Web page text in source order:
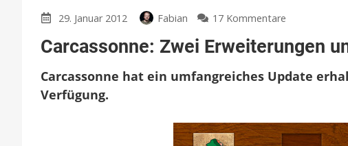
29. Januar 2012 Fabian 17 Kommentare
Zwei
und
Carcassonne: Zwei Erweiterungen
Carcassonne hat ein umfangreiches Update
Verfügung.